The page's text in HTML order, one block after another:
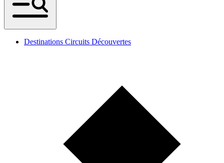
Destinations Circuits Découvertes